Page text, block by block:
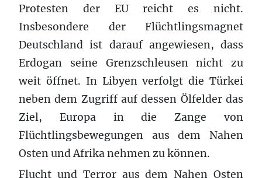
Protesten der EU reicht es nicht.
Insbesondere der Flüchtlingsmagnet
Deutschland ist darauf angewiesen, dass
Erdogan seine Grenzschleusen nicht zu
weit öffnet. In Libyen verfolgt die Türkei
neben dem Zugriff auf dessen Ölfelder das
Ziel, Europa in die Zange von
Flüchtlingsbewegungen aus dem Nahen
Osten und Afrika nehmen zu können.
Flucht und Terror aus dem Nahen Osten